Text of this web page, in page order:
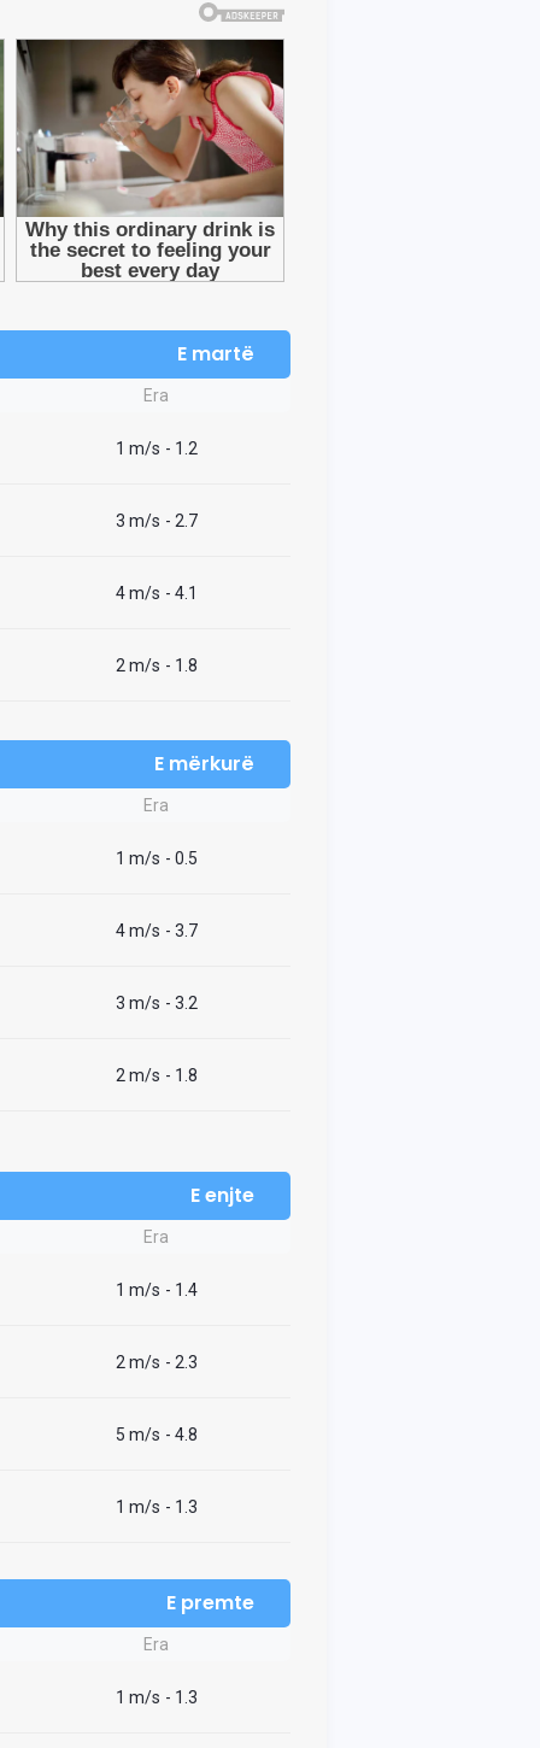
E martë
Era
1 m/s - 1.2
3 m/s - 2.7
4 m/s - 4.1
2 m/s - 1.8
E mërkurë
Era
1 m/s - 0.5
4 m/s - 3.7
3 m/s - 3.2
2 m/s - 1.8
E enjte
Era
1 m/s - 1.4
2 m/s - 2.3
5 m/s - 4.8
1 m/s - 1.3
E premte
Era
1 m/s - 1.3